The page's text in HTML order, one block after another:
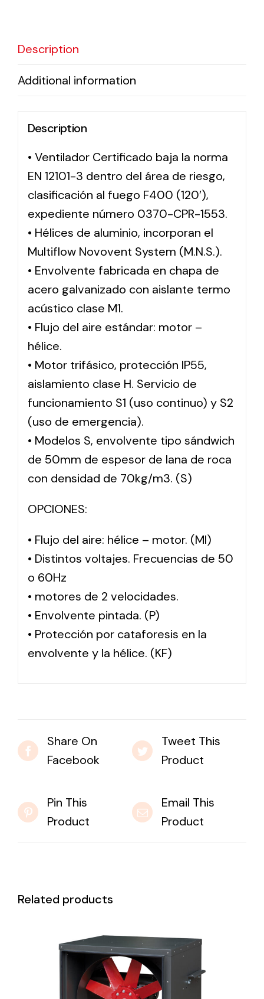
Description
Additional information
Description
• Ventilador Certificado baja la norma
EN 12101-3 dentro del área de riesgo,
clasificación al fuego F400 (120′),
expediente número 0370-CPR-1553.
• Hélices de aluminio, incorporan el
Multiflow Novovent System (M.N.S.).
• Envolvente fabricada en chapa de
acero galvanizado con aislante termo
acústico clase M1.
• Flujo del aire estándar: motor –
hélice.
• Motor trifásico, protección IP55,
aislamiento clase H. Servicio de
funcionamiento S1 (uso continuo) y S2
(uso de emergencia).
• Modelos S, envolvente tipo sándwich
de 50mm de espesor de lana de roca
con densidad de 70kg/m3. (S)
OPCIONES:
• Flujo del aire: hélice – motor. (MI)
• Distintos voltajes. Frecuencias de 50
o 60Hz
• motores de 2 velocidades.
• Envolvente pintada. (P)
• Protección por cataforesis en la
envolvente y la hélice. (KF)
Share On
Facebook
Tweet This
Product
Pin This
Product
Email This
Product
Related products